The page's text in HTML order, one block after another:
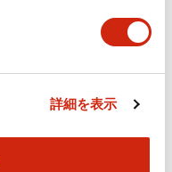
詳細を表示
+